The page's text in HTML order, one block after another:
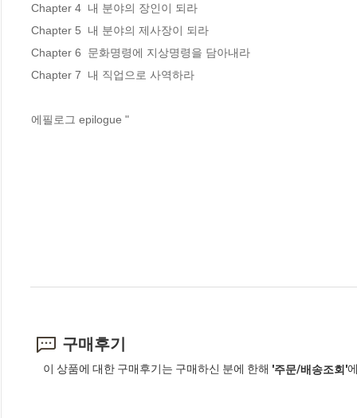
Chapter 4  내 분야의 장인이 되라
Chapter 5  내 분야의 제사장이 되라
Chapter 6  문화명령에 지상명령을 담아내라
Chapter 7  내 직업으로 사역하라
에필로그 epilogue "
구매후기
이 상품에 대한 구매후기는 구매하신 분에 한해 '주문/배송조회'